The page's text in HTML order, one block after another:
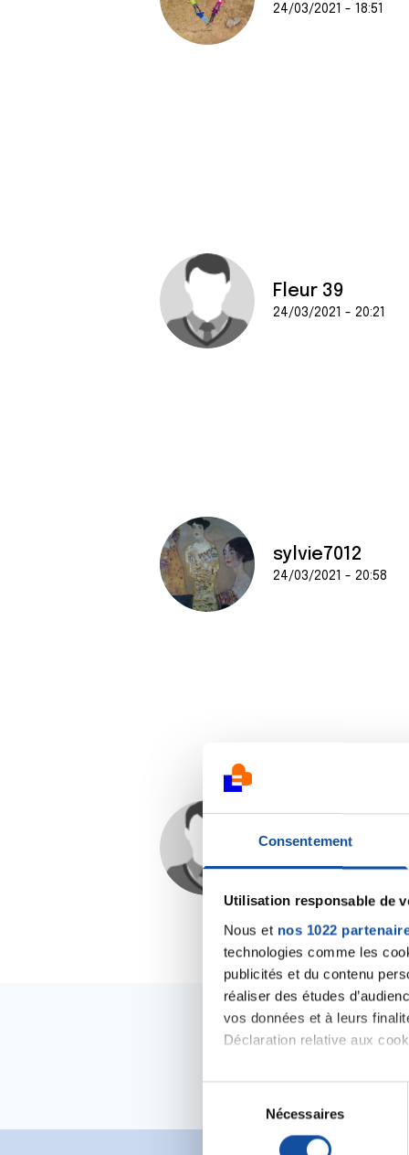
Consentement
Utilisation responsable de
Nous et nos 1022
technologies comme les
publicités et du contenu
réaliser des études
vos données et à leurs
Déclaration relative aux
Si vous le permettez, nous
Collecter des
Nécessaires
24/03/2021 - 18:51
Fleur 39
24/03/2021 - 20:21
sylvie7012
24/03/2021 - 20:58
Fleur 39